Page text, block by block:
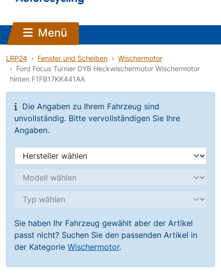
Menü
LRP24 Fenster und Scheiben
Wischermotor
Ford Focus Turnier DYB Heckwischermotor Wischermotor
hinten F1FB17KK441AA
Die Angaben zu Ihrem Fahrzeug sind
unvollständig. Bitte vervollständigen Sie Ihre
Angaben.
Sie haben Ihr Fahrzeug gewählt aber der Artikel
passt nicht? Suchen Sie den passenden Artikel in
der Kategorie Wischermotor.